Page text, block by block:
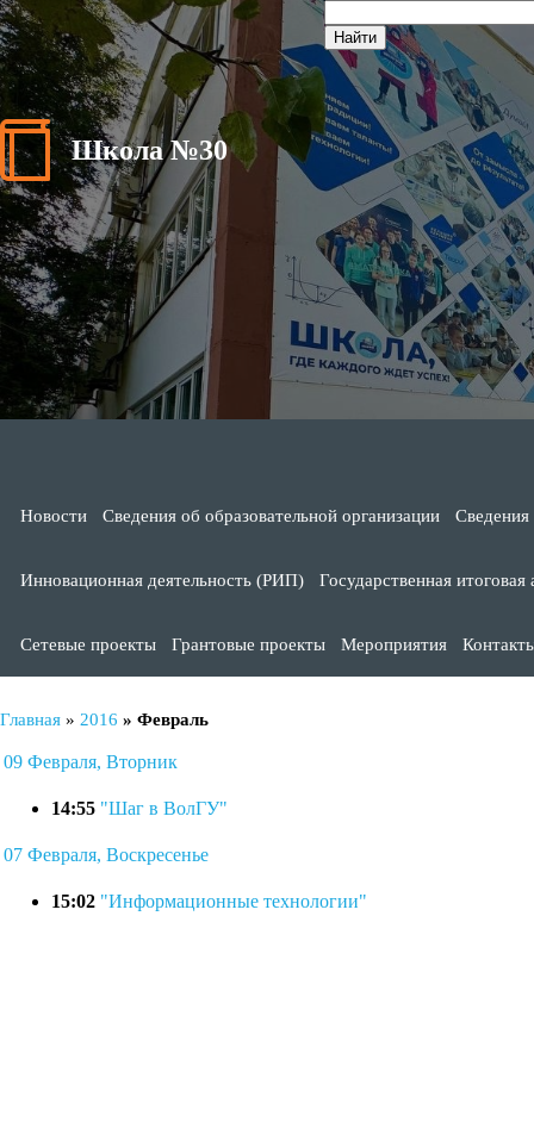
Школа №30
Новости Сведения об образовательной организации Сведения
Инновационная деятельность (РИП) Государственная итоговая
Сетевые проекты Грантовые проекты Мероприятия
Главная » 2016 » Февраль
09 Февраля, Вторник
14:55 "Шаг в ВолГУ"
07 Февраля, Воскресенье
15:02 "Информационные технологии"